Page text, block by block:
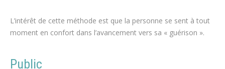
L’intérêt de cette méthode est que la personne se sent à tout
moment en confort dans l’avancement vers sa « guérison ».
Public